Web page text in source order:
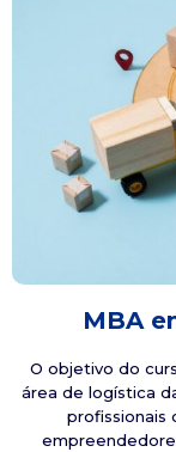
MBA
O objetivo do
área de logística
profissionais